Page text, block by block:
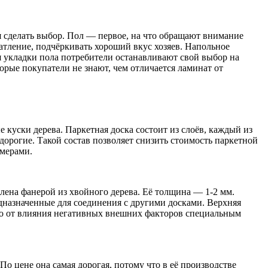
сделать выбор. Пол — первое, на что обращают внимание
подчёркивать хороший вкус хозяев. Напольное
пола потребители останавливают свой выбор на
покупатели не знают, чем отличается ламинат от
дерева. Паркетная доска состоит из слоёв, каждый из
Такой состав позволяет снизить стоимость паркетной
фанерой из хвойного дерева. Её толщина — 1-2 мм.
для соединения с другими досками. Верхняя
от влияния негативных внешних факторов специальным
она самая дорогая, потому что в её производстве